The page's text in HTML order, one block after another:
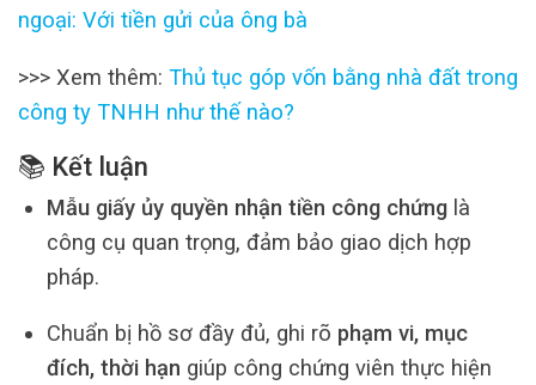
ngoại: Với tiền gửi của ông bà
>>> Xem thêm: Thủ tục góp vốn bằng nhà đất trong
công ty TNHH như thế nào?
📚 Kết luận
Mẫu giấy ủy quyền nhận tiền công chứnglà
công cụ quan trọng, đảm bảo giao dịch hợp
pháp.
Chuẩn bị hồ sơ đầy đủ, ghi rõ phạm vi, mục
đích, thời hạn giúp công chứng viên thực hiện